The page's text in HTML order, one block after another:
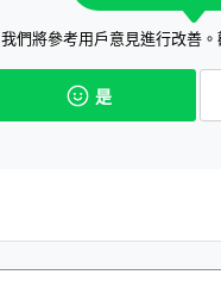
我們將參考用戶意見進行改善
是